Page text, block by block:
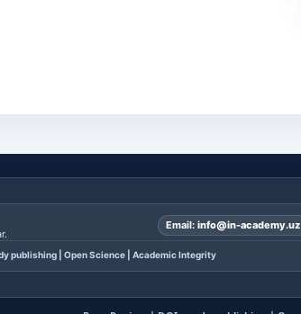
Email: info@in-academy.uz
publishing | Open Science | Academic Integrity